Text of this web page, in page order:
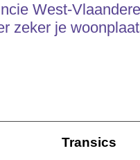
West-
zeker je
Transics